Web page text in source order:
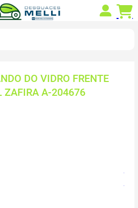
DO VIDRO FRENTE
ZAFIRA A-204676